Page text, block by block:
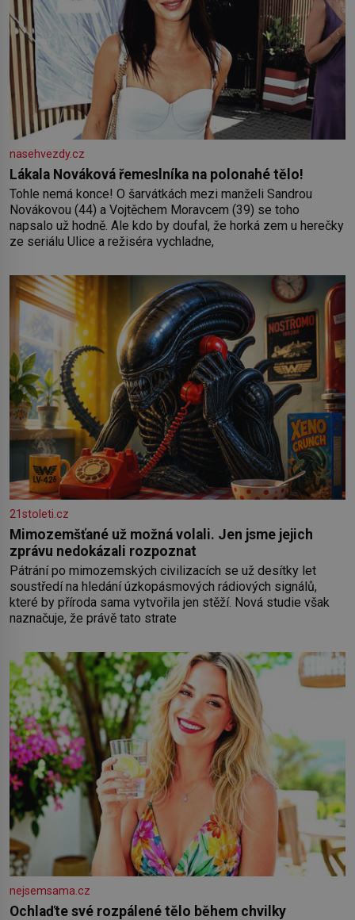
nasehvezdy.cz
Lákala Nováková řemeslníka na polonahé tělo!
Tohle nemá konce! O šarvátkách mezi manželi Sandrou
Novákovou (44) a Vojtěchem Moravcem (39) se toho
napsalo už hodně. Ale kdo by doufal, že horká zem u herečky
ze seriálu Ulice a režiséra vychladne,
21stoleti.cz
Mimozemšťané už možná volali. Jen jsme jejich
zprávu nedokázali rozpoznat
Pátrání po mimozemských civilizacích se už desítky let
soustředí na hledání úzkopásmových rádiových signálů,
které by příroda sama vytvořila jen stěží. Nová studie však
naznačuje, že právě tato strate
nejsemsama.cz
Ochlaďte své rozpálené tělo během chvilky